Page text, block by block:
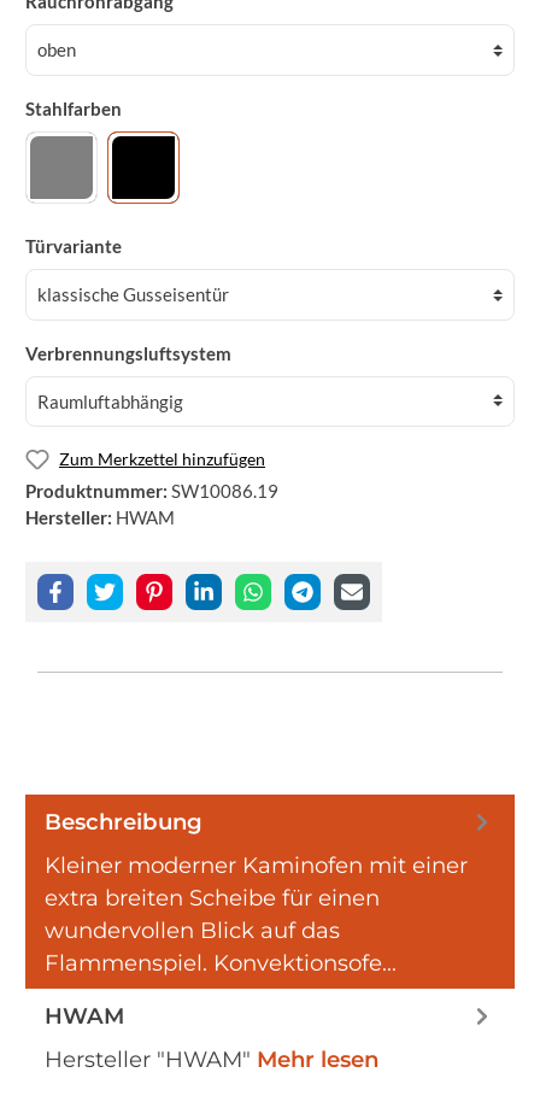
Stahlfarben
Türvariante
Verbrennungsluftsystem
Zum Merkzettel hinzufügen
Produktnummer: SW10086.19
Hersteller: HWAM
Beschreibung
Kleiner moderner Kaminofen mit einer
extra breiten Scheibe für einen
wundervollen Blick auf das
Flammenspiel. Konvektionsofe…
HWAM
Hersteller "HWAM" Mehr lesen